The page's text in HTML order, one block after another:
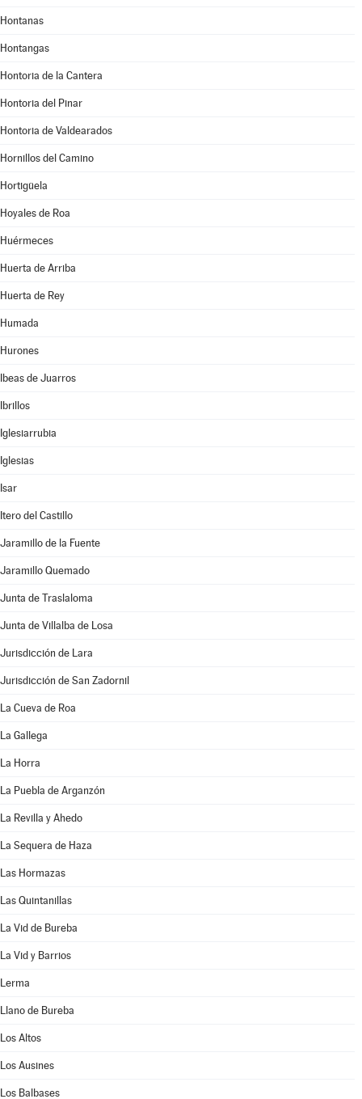
Hontanas
Hontangas
Hontoria de la Cantera
Hontoria del Pinar
Hontoria de Valdearados
Hornillos del Camino
Hortigüela
Hoyales de Roa
Huérmeces
Huerta de Arriba
Huerta de Rey
Humada
Hurones
Ibeas de Juarros
Ibrillos
Iglesiarrubia
Iglesias
Isar
Itero del Castillo
Jaramillo de la Fuente
Jaramillo Quemado
Junta de Traslaloma
Junta de Villalba de Losa
Jurisdicción de Lara
Jurisdicción de San Zadornil
La Cueva de Roa
La Gallega
La Horra
La Puebla de Arganzón
La Revilla y Ahedo
La Sequera de Haza
Las Hormazas
Las Quintanillas
La Vid de Bureba
La Vid y Barrios
Lerma
Llano de Bureba
Los Altos
Los Ausines
Los Balbases